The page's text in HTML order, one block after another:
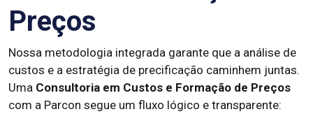
Preços
Nossa metodologia integrada garante que a análise de
custos e a estratégia de precificação caminhem juntas.
Uma Consultoria em Custos e Formação de Preços
com a Parcon segue um fluxo lógico e transparente: